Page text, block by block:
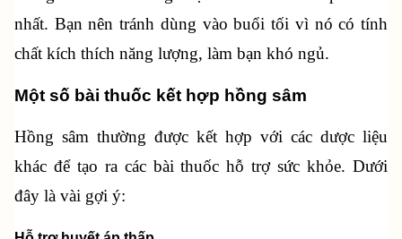
nhất. Bạn nên tránh dùng vào buổi tối vì nó có tính
chất kích thích năng lượng, làm bạn khó ngủ.
Một số bài thuốc kết hợp hồng sâm
Hồng sâm thường được kết hợp với các dược liệu
khác để tạo ra các bài thuốc hỗ trợ sức khỏe. Dưới
đây là vài gợi ý: